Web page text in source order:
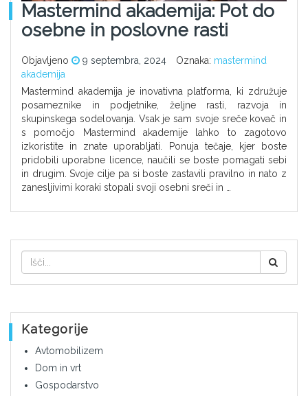
Mastermind akademija: Pot do
osebne in poslovne rasti
Objavljeno 9 septembra, 2024 Oznaka: mastermind
akademija
Mastermind akademija je inovativna platforma, ki združuje
posameznike in podjetnike, željne rasti, razvoja in
skupinskega sodelovanja. Vsak je sam svoje sreče kovač in
s pomočjo Mastermind akademije lahko to zagotovo
izkoristite in znate uporabljati. Ponuja tečaje, kjer boste
pridobili uporabne licence, naučili se boste pomagati sebi
in drugim. Svoje cilje pa si boste zastavili pravilno in nato z
zanesljivimi koraki stopali svoji osebni sreči in …
Kategorije
Avtomobilizem
Dom in vrt
Gospodarstvo